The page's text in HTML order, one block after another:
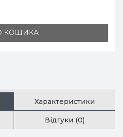
КОШИКА
Характеристики
Відгуки (0)